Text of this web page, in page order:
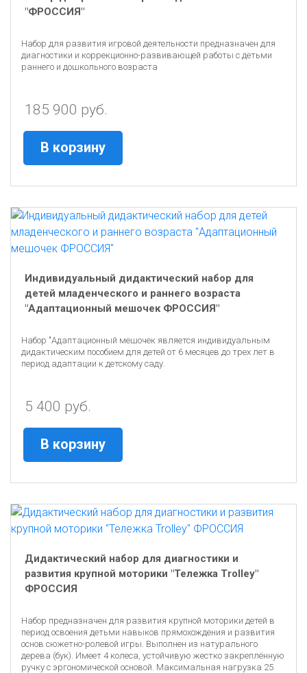
"ФРОССИЯ"
Набор для развития игровой деятельности предназначен для
диагностики и коррекционно-развивающей работы с детьми
раннего и дошкольного возраста
185 900 руб.
В корзину
Индивидуальный дидактический набор для
детей младенческого и раннего возраста
"Адаптационный мешочек ФРОССИЯ"
Набор "Адаптационный мешочек является индивидуальным
дидактическим пособием для детей от 6 месяцев до трех лет в
период адаптации к детскому саду.
5 400 руб.
В корзину
Дидактический набор для диагностики и
развития крупной моторики "Тележка Trolley"
ФРОССИЯ
Набор предназначен для развития крупной моторики детей в
период освоения детьми навыков прямохождения и развития
основ сюжетно-ролевой игры. Выполнен из натурального
дерева (бук). Имеет 4 колеса, устойчивую жестко закреплённую
ручку с эргономической основой. Максимальная нагрузка 25